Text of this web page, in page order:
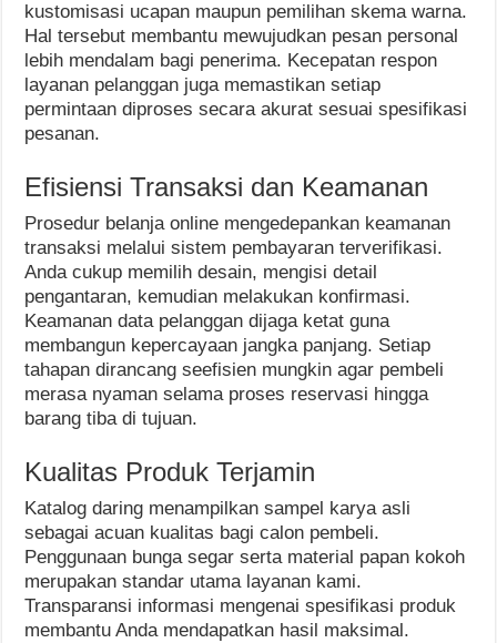
kustomisasi ucapan maupun pemilihan skema warna.
Hal tersebut membantu mewujudkan pesan personal
lebih mendalam bagi penerima. Kecepatan respon
layanan pelanggan juga memastikan setiap
permintaan diproses secara akurat sesuai spesifikasi
pesanan.
Efisiensi Transaksi dan Keamanan
Prosedur belanja online mengedepankan keamanan
transaksi melalui sistem pembayaran terverifikasi.
Anda cukup memilih desain, mengisi detail
pengantaran, kemudian melakukan konfirmasi.
Keamanan data pelanggan dijaga ketat guna
membangun kepercayaan jangka panjang. Setiap
tahapan dirancang seefisien mungkin agar pembeli
merasa nyaman selama proses reservasi hingga
barang tiba di tujuan.
Kualitas Produk Terjamin
Katalog daring menampilkan sampel karya asli
sebagai acuan kualitas bagi calon pembeli.
Penggunaan bunga segar serta material papan kokoh
merupakan standar utama layanan kami.
Transparansi informasi mengenai spesifikasi produk
membantu Anda mendapatkan hasil maksimal.